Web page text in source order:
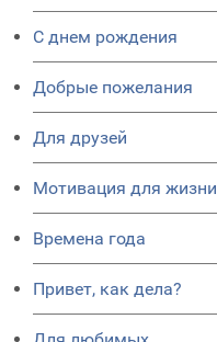
C днем рождения
Добрые пожелания
Для друзей
Мотивация для жизни
Времена года
Привет, как дела?